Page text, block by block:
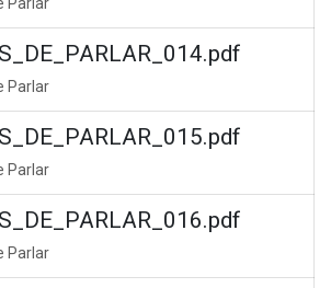
Parlar
Parlar
Parlar